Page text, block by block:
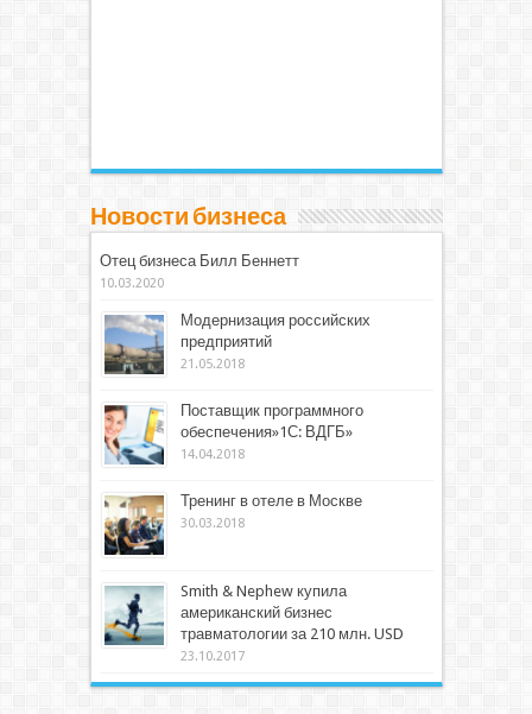
Новости бизнеса
Отец бизнеса Билл Беннетт
10.03.2020
Модернизация российских
предприятий
21.05.2018
Поставщик программного
обеспечения»1С: ВДГБ»
14.04.2018
Тренинг в отеле в Москве
30.03.2018
Smith & Nephew купила
американский бизнес
травматологии за 210 млн. USD
23.10.2017